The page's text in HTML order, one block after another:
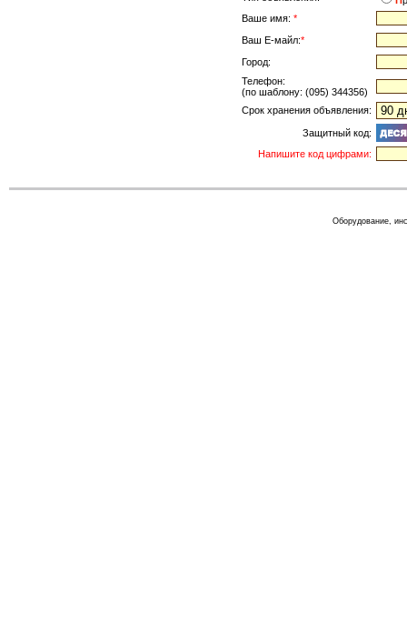
Ваше имя: *
Ваш Е-майл:*
Город:
Телефон:
(по шаблону: (095) 344356)
Срок хранения объявления:
Защитный код:
Напишите код цифрами:
Оборудование,